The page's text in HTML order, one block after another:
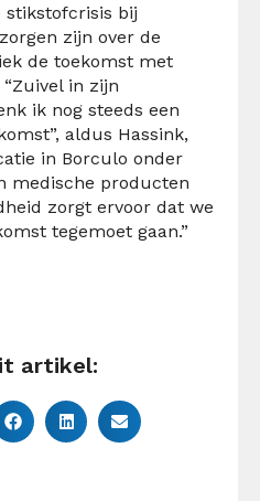
stikstofcrisis bij
zijn over de
de toekomst met
in zijn
ik nog steeds een
aldus Hassink,
in Borculo onder
medische producten
zorgt ervoor dat we
tegemoet gaan.”
artikel: